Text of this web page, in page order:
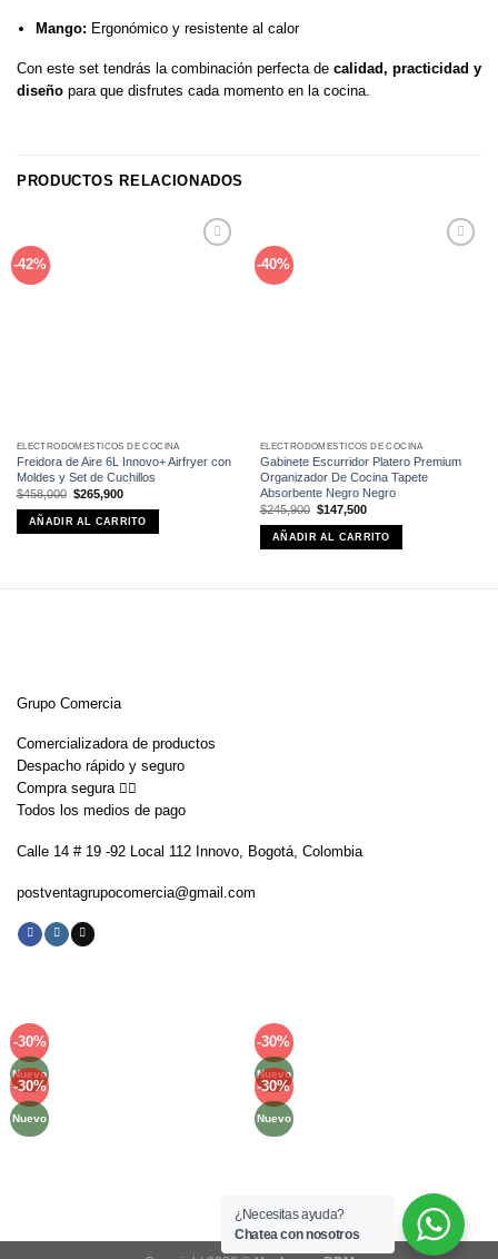
Mango: Ergonómico y resistente al calor
Con este set tendrás la combinación perfecta de calidad, practicidad y
diseño para que disfrutes cada momento en la cocina.
PRODUCTOS RELACIONADOS
-42%
ELECTRODOMÉSTICOS DE COCINA
Freidora de Aire 6L Innovo+ Airfryer con
Moldes y Set de Cuchillos
$458,000 El
precio
original
era:
$458,000.
$265,900El
actual
es:
$265,900.
AÑADIR AL CARRITO
-40%
ELECTRODOMÉSTICOS DE COCINA
Gabinete Escurridor Platero Premium
Organizador De Cocina Tapete
Absorbente Negro Negro
$245,900 El
precio
original
era:
$245,900.
$147,500El
actual
es:
$147,500.
AÑADIR AL CARRITO
Grupo Comercia
Comercializadora de productos
Despacho rápido y seguro
Compra segura 👇🏼
Todos los medios de pago
Calle 14 # 19 -92 Local 112 Innovo, Bogotá, Colombia
postventagrupocomercia@gmail.com
-30%
Nuevo
-30%
Nuevo
-30%
Nuevo
-30%
Nuevo
¿Necesitas ayuda?
Chatea con nosotros